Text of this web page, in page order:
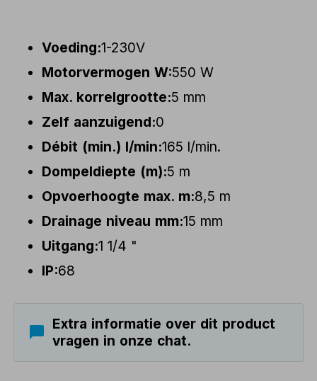
Voeding:1-230V
Motorvermogen W:550 W
Max. korrelgrootte:5 mm
Zelf aanzuigend:0
Débit (min.) l/min:165 l/min.
Dompeldiepte (m):5 m
Opvoerhoogte max. m:8,5 m
Drainage niveau mm:15 mm
Uitgang:1 1/4 "
IP:68
Extra informatie over dit product
vragen in onze chat.